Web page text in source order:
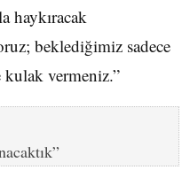
haykıracak
beklediğimiz sadece
kulak vermeniz.”